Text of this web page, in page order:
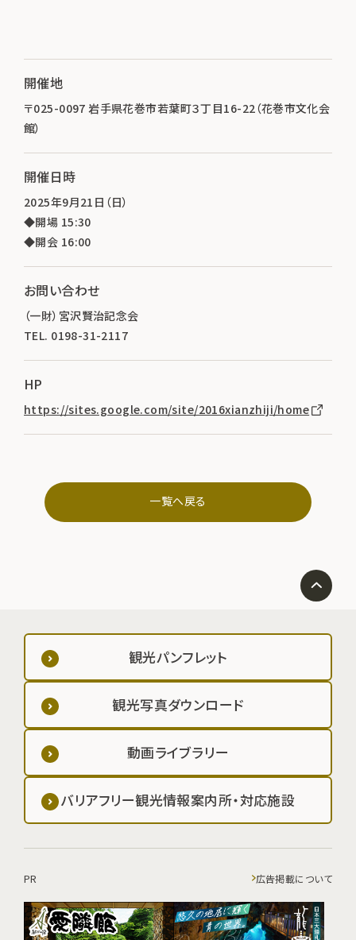
開催地
〒025-0097 岩手県花巻市若葉町３丁目16-22（花巻市文化会
館）
開催日時
2025年9月21日（日）
◆開場 15:30
◆開会 16:00
お問い合わせ
（一財）宮沢賢治記念会
TEL. 0198-31-2117
HP
https://sites.google.com/site/2016xianzhiji/home
一覧へ戻る
観光パンフレット
観光写真ダウンロード
動画ライブラリー
バリアフリー観光情報案内所・対応施設
PR 広告掲載について